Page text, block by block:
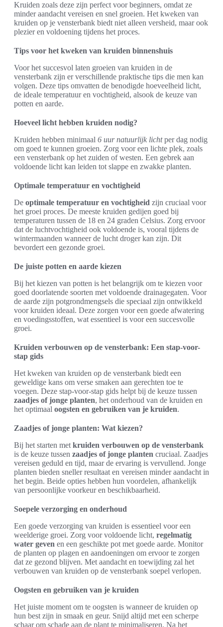
Kruiden zoals deze zijn perfect voor beginners, omdat ze
minder aandacht vereisen en snel groeien. Het kweken van
kruiden op je vensterbank biedt niet alleen versheid, maar ook
plezier en voldoening tijdens het proces.
Tips voor het kweken van kruiden binnenshuis
Voor het succesvol laten groeien van kruiden in de
vensterbank zijn er verschillende praktische tips die men kan
volgen. Deze tips omvatten de benodigde hoeveelheid licht,
de ideale temperatuur en vochtigheid, alsook de keuze van
potten en aarde.
Hoeveel licht hebben kruiden nodig?
Kruiden hebben minimaal 6 uur natuurlijk lichtper dag nodig
om goed te kunnen groeien. Zorg voor een lichte plek, zoals
een vensterbank op het zuiden of westen. Een gebrek aan
voldoende licht kan leiden tot slappe en zwakke planten.
Optimale temperatuur en vochtigheid
De optimale temperatuur en vochtigheid zijn cruciaal voor
het groei proces. De meeste kruiden gedijen goed bij
temperaturen tussen de 18 en 24 graden Celsius. Zorg ervoor
dat de luchtvochtigheid ook voldoende is, vooral tijdens de
wintermaanden wanneer de lucht droger kan zijn. Dit
bevordert een gezonde groei.
De juiste potten en aarde kiezen
Bij het kiezen van potten is het belangrijk om te kiezen voor
goed doorlatende soorten met voldoende drainagegaten. Voor
de aarde zijn potgrondmengsels die speciaal zijn ontwikkeld
voor kruiden ideaal. Deze zorgen voor een goede afwatering
en voedingsstoffen, wat essentieel is voor een succesvolle
groei.
Kruiden verbouwen op de vensterbank: Een stap-voor-
stap gids
Het kweken van kruiden op de vensterbank biedt een
geweldige kans om verse smaken aan gerechten toe te
voegen. Deze stap-voor-stap gids helpt bij de keuze tussen
zaadjes of jonge planten, het onderhoud van de kruiden en
het optimaal oogsten en gebruiken van je kruiden.
Zaadjes of jonge planten: Wat kiezen?
Bij het starten met kruiden verbouwen op de vensterbank
is de keuze tussen zaadjes of jonge planten cruciaal. Zaadjes
vereisen geduld en tijd, maar de ervaring is vervullend. Jonge
planten bieden sneller resultaat en vereisen minder aandacht in
het begin. Beide opties hebben hun voordelen, afhankelijk
van persoonlijke voorkeur en beschikbaarheid.
Soepele verzorging en onderhoud
Een goede verzorging van kruiden is essentieel voor een
weelderige groei. Zorg voor voldoende licht, regelmatig
water geven en een geschikte pot met goede aarde. Monitor
de planten op plagen en aandoeningen om ervoor te zorgen
dat ze gezond blijven. Met aandacht en toewijding zal het
verbouwen van kruiden op de vensterbank soepel verlopen.
Oogsten en gebruiken van je kruiden
Het juiste moment om te oogsten is wanneer de kruiden op
hun best zijn in smaak en geur. Snijd altijd met een scherpe
schaar om schade aan de plant te minimaliseren. Na het